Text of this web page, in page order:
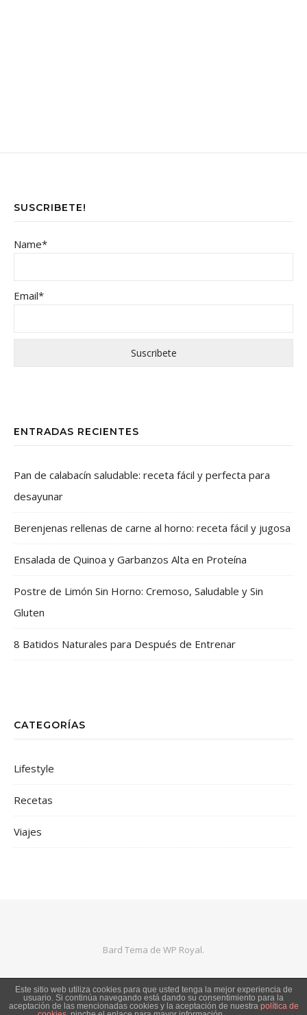
SUSCRIBETE!
Name*
Email*
ENTRADAS RECIENTES
Pan de calabacín saludable: receta fácil y perfecta para
desayunar
Berenjenas rellenas de carne al horno: receta fácil y jugosa
Ensalada de Quinoa y Garbanzos Alta en Proteína
Postre de Limón Sin Horno: Cremoso, Saludable y Sin
Gluten
8 Batidos Naturales para Después de Entrenar
CATEGORÍAS
Lifestyle
Recetas
Viajes
Bard Tema de WP Royal.
VOLVER ARRIBA
Este sitio web utiliza cookies para que usted tenga la mejor experiencia de
usuario. Si continúa navegando está dando su consentimiento para la
aceptación de las mencionadas cookies y la aceptación de nuestra política de